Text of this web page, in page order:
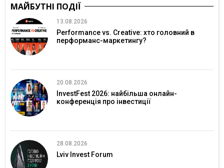
МАЙБУТНІ ПОДІЇ
13.08.2026
Performance vs. Creative: хто головний в
перформанс-маркетингу?
20.08.2026
InvestFest 2026: найбільша онлайн-
конференція про інвестиції
28.08.2026
Lviv Invest Forum